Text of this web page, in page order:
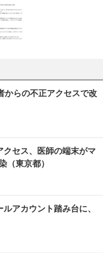
からの不正アクセスで改
セス、医師の端末がマ
（東京都）
アカウント踏み台に、